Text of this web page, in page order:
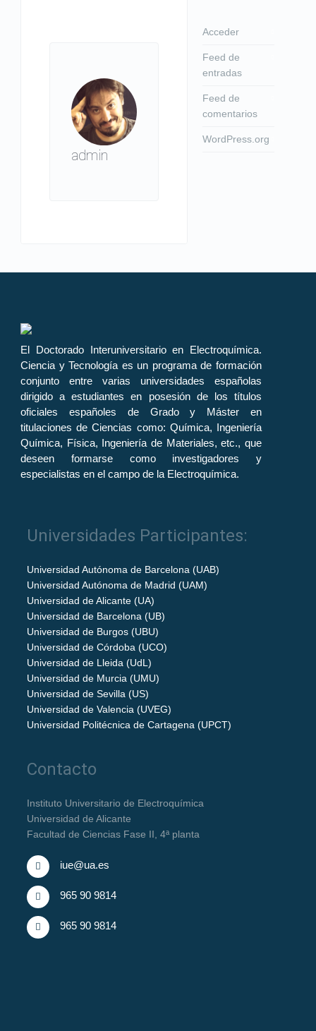
admin
Acceder
Feed de
entradas
Feed de
comentarios
WordPress.org
El Doctorado Interuniversitario en Electroquímica.
Ciencia y Tecnología es un programa de formación
conjunto entre varias universidades españolas
dirigido a estudiantes en posesión de los títulos
oficiales españoles de Grado y Máster en
titulaciones de Ciencias como: Química, Ingeniería
Química, Física, Ingeniería de Materiales, etc., que
deseen formarse como investigadores y
especialistas en el campo de la Electroquímica.
Universidades Participantes:
Universidad Autónoma de Barcelona (UAB)
Universidad Autónoma de Madrid (UAM)
Universidad de Alicante (UA)
Universidad de Barcelona (UB)
Universidad de Burgos (UBU)
Universidad de Córdoba (UCO)
Universidad de Lleida (UdL)
Universidad de Murcia (UMU)
Universidad de Sevilla (US)
Universidad de Valencia (UVEG)
Universidad Politécnica de Cartagena (UPCT)
Contacto
Instituto Universitario de Electroquímica
Universidad de Alicante
Facultad de Ciencias Fase II, 4ª planta
iue@ua.es
965 90 9814
965 90 9814